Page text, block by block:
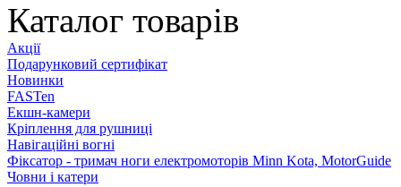
Каталог товарів
Акції
Подарунковий сертифікат
Новинки
FASTen
Екшн-камери
Кріплення для рушниці
Навігаційні вогні
Фіксатор - тримач ноги електромоторів Minn Kota, MotorGuide
Човни і катери